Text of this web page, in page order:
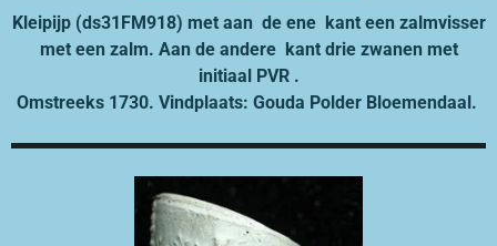
Kleipijp (ds31FM918) met aan de ene kant een zalmvisser
met een zalm. Aan de andere kant drie zwanen met
initiaal PVR .
Omstreeks 1730. Vindplaats: Gouda Polder Bloemendaal.